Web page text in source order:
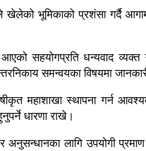
भूमिकाको प्रशंसा गर्दै
आएको सहयोगप्रति धन्यवाद
समन्वयका विषयमा
महाशाखा स्थापना गर्न
धारणा राखे।
र अनुसन्धानका लागि उपयोगी